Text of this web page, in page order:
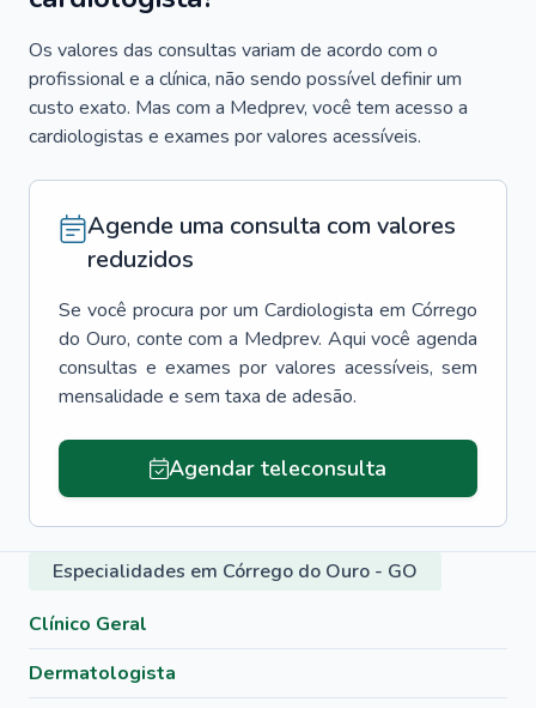
Os valores das consultas variam de acordo com o
profissional e a clínica, não sendo possível definir um
custo exato. Mas com a Medprev, você tem acesso a
cardiologistas e exames por valores acessíveis.
Agende uma consulta com valores
reduzidos
Se você procura por um Cardiologista em Córrego
do Ouro, conte com a Medprev. Aqui você agenda
consultas e exames por valores acessíveis, sem
mensalidade e sem taxa de adesão.
Agendar teleconsulta
Especialidades em Córrego do Ouro - GO
Clínico Geral
Dermatologista